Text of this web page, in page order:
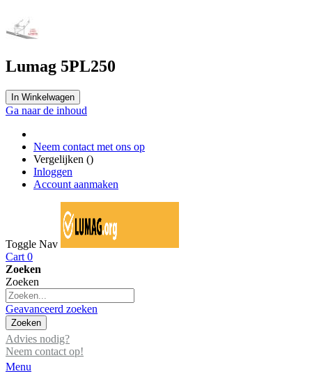
Lumag 5PL250
In Winkelwagen
Ga naar de inhoud
Neem contact met ons op
Vergelijken ()
Inloggen
Account aanmaken
Toggle Nav
Cart 0
Zoeken
Zoeken
Geavanceerd zoeken
Zoeken
Advies nodig?
Neem contact op!
Menu